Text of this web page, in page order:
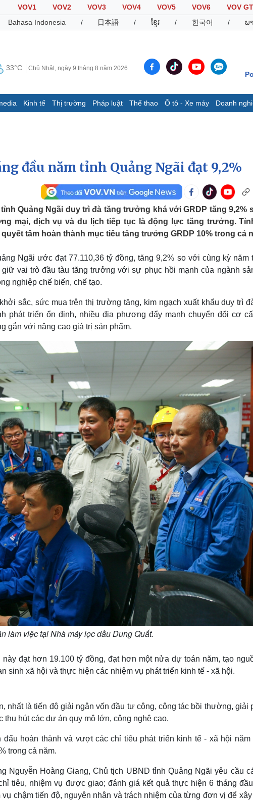
VOV1 VOV2 VOV3 VOV4 VOV5 VOV6
VOV GT
Bahasa Indonesia / 日本語 / ខ្មែរ / 한국어 / ພ
33°C Chủ Nhật, ngày 9 tháng 8 năm 2026
Kinh tế Thị trường Pháp luật Thể thao Ô tô - Xe máy Doanh
Infographic
phòng
Thể thao
Bóng đá
Lịch thi đấu bóng đá
eSports
Hậu trường
Ô tô - Xe máy
Ô tô
Xe máy
Văn hóa
Văn học
Âm nhạc
Di sản
Thời trang
Sao Việt
đầu năm tỉnh Quảng Ngãi đạt 9,2%
Quảng Ngãi duy trì đà tăng trưởng khá với GRDP tăng 9,2%
mại, dịch vụ và du lịch tiếp tục là động lực tăng trưởng.
tâm hoàn thành mục tiêu tăng trưởng GRDP 10% trong cả
Ngãi ước đạt 77.110,36 tỷ đồng, tăng 9,2% so với cùng kỳ năm
vai trò đầu tàu tăng trưởng với sự phục hồi mạnh của ngành
nghiệp chế biến, chế tạo.
sắc, sức mua trên thị trường tăng, kim ngạch xuất khẩu duy trì
phát triển ổn định, nhiều địa phương đẩy mạnh chuyển đổi cơ
gắn với nâng cao giá trị sản phẩm.
làm việc tại Nhà máy lọc dầu Dung Quất.
đạt hơn 19.100 tỷ đồng, đạt hơn một nửa dự toán năm, tạo
sinh xã hội và thực hiện các nhiệm vụ phát triển kinh tế - xã hội.
nhất là tiến độ giải ngân vốn đầu tư công, công tác bồi thường, giải
thu hút các dự án quy mô lớn, công nghệ cao.
hoàn thành và vượt các chỉ tiêu phát triển kinh tế - xã hội năm
trong cả năm.
Nguyễn Hoàng Giang, Chủ tịch UBND tỉnh Quảng Ngãi yêu cầu
tiêu, nhiệm vụ được giao; đánh giá kết quả thực hiện 6 tháng
chậm tiến độ, nguyên nhân và trách nhiệm của từng đơn vị để